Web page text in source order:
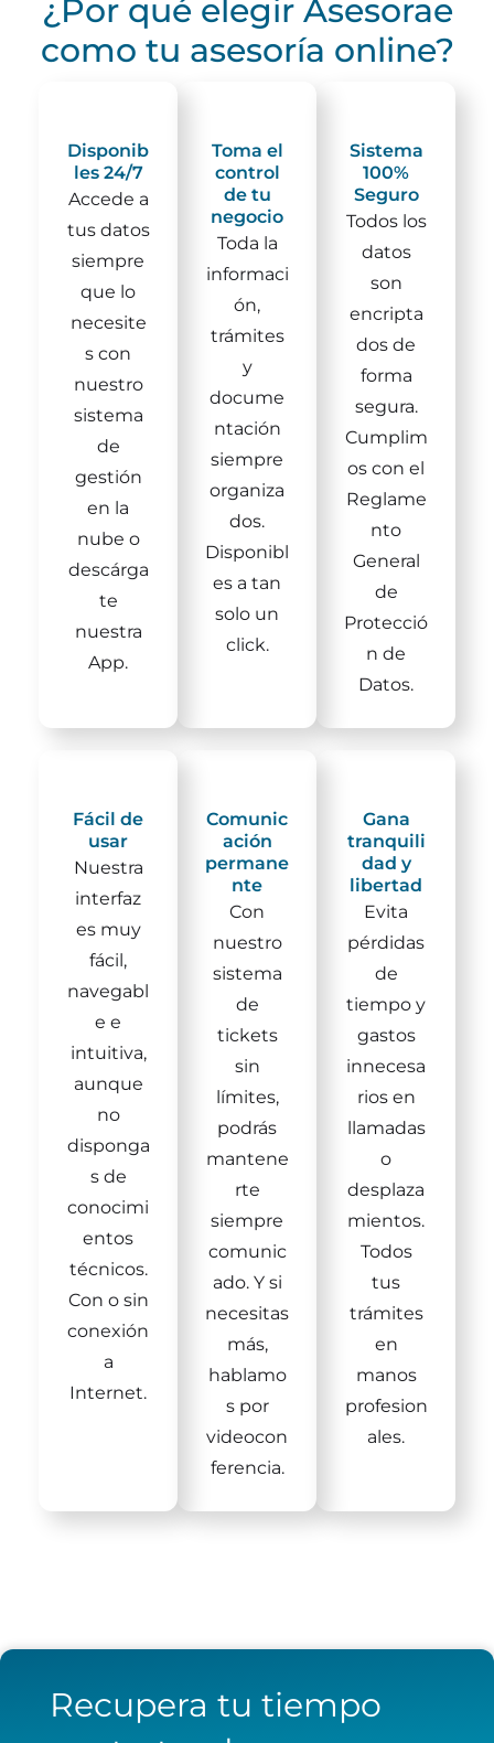
¿Por qué elegir Asesorae
como tu asesoría online?
Disponib
les 24/7
Accede a
tus datos
siempre
que lo
necesite
s con
nuestro
sistema
de
gestión
en la
nube o
descárga
te
nuestra
App.
Toma el
control
de tu
negocio
Toda la
informaci
ón,
trámites
y
docume
ntación
siempre
organiza
dos.
Disponibl
es a tan
solo un
click.
Sistema
100%
Seguro
Todos los
datos
son
encripta
dos de
forma
segura.
Cumplim
os con el
Reglame
nto
General
de
Protecció
n de
Datos.
Fácil de
usar
Nuestra
interfaz
es muy
fácil,
navegabl
e e
intuitiva,
aunque
no
disponga
s de
conocimi
entos
técnicos.
Con o sin
conexión
a
Internet.
Comunic
ación
permane
nte
Con
nuestro
sistema
de
tickets
sin
límites,
podrás
mantene
rte
siempre
comunic
ado. Y si
necesitas
más,
hablamo
s por
videocon
ferencia.
Gana
tranquili
dad y
libertad
Evita
pérdidas
de
tiempo y
gastos
innecesa
rios en
llamadas
o
desplaza
mientos.
Todos
tus
trámites
en
manos
profesion
ales.
Recupera tu tiempo